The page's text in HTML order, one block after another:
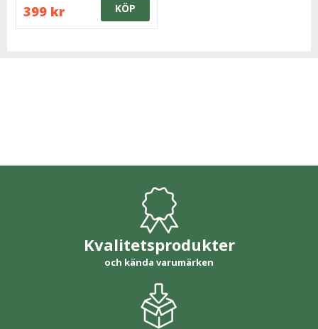
399 kr KÖP
Kvalitetsprodukter
och kända varumärken